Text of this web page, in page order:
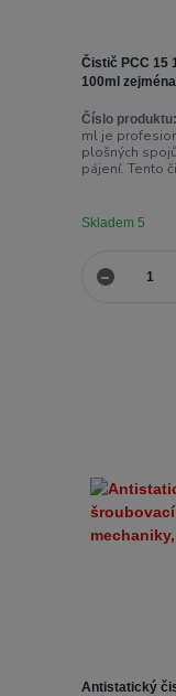
Čistič PCC 15
100ml
Číslo produktu:
ml je
plošných
pájení. Tento
Skladem 5
Antistatický